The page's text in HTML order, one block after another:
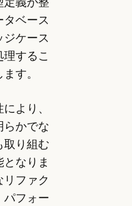
ベース
ケース
するこ
す。
より、
らかでな
取り組む
となりま
ファク
パフォー